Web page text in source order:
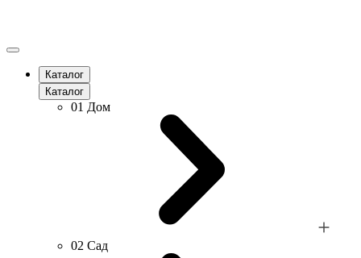
Каталог
Каталог
01 Дом
02 Сад